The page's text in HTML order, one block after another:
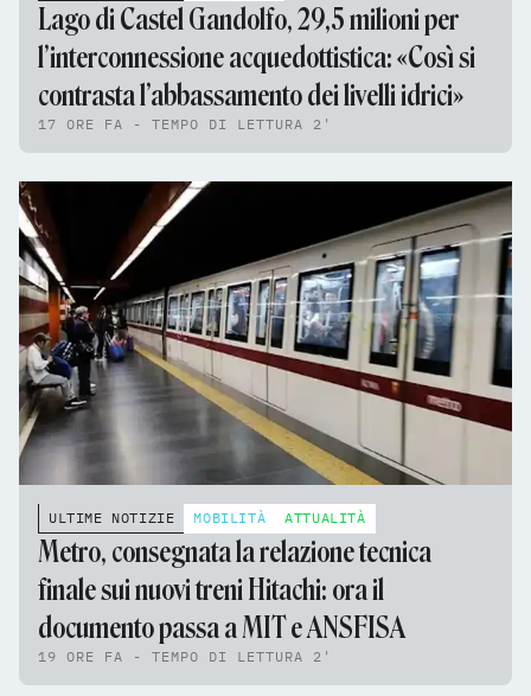
Lago di Castel Gandolfo, 29,5 milioni per
l’interconnessione acquedottistica: «Così si
contrasta l’abbassamento dei livelli idrici»
17 ORE FA - TEMPO DI LETTURA 2'
ULTIME NOTIZIE MOBILITÀ ATTUALITÀ
Metro, consegnata la relazione tecnica
finale sui nuovi treni Hitachi: ora il
documento passa a MIT e ANSFISA
19 ORE FA - TEMPO DI LETTURA 2'